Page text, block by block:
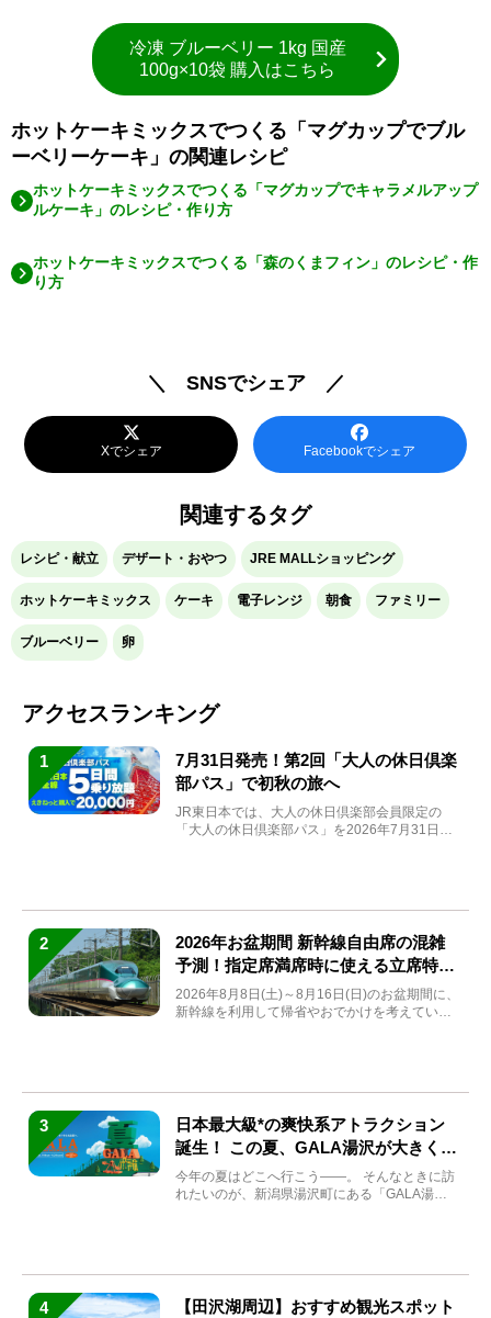
冷凍 ブルーベリー 1kg 国産
100g×10袋 購入はこちら
ホットケーキミックスでつくる「マグカップでブル
ーベリーケーキ」の関連レシピ
ホットケーキミックスでつくる「マグカップでキャラメルアップ
ルケーキ」のレシピ・作り方
ホットケーキミックスでつくる「森のくまフィン」のレシピ・作
り方
＼ SNSでシェア ／
Xでシェア Facebookでシェア
関連するタグ
レシピ・献立 デザート・おやつ JRE MALLショッピング
ホットケーキミックス ケーキ 電子レンジ 朝食 ファミリー
ブルーベリー 卵
アクセスランキング
1
7月31日発売！第2回「大人の休日倶楽
部パス」で初秋の旅へ
JR東日本では、大人の休日倶楽部会員限定の
「大人の休日倶楽部パス」を2026年7月31日
2
2026年お盆期間 新幹線自由席の混雑
予測！指定席満席時に使える立席特急
券も解説
2026年8月8日(土)～8月16日(日)のお盆期間に、
新幹線を利用して帰省やおでかけを考えている
3
日本最大級*の爽快系アトラクション
誕生！ この夏、GALA湯沢が大きく生
まれ変わる
今年の夏はどこへ行こう――。 そんなときに訪
れたいのが、新潟県湯沢町にある「GALA湯
4
【田沢湖周辺】おすすめ観光スポット